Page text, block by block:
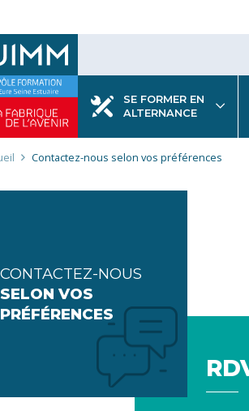
SE FORMER EN
ALTERNANCE
Contactez-nous selon vos préférences
CONTACTEZ-NOUS
SELON VOS
PRÉFÉRENCES